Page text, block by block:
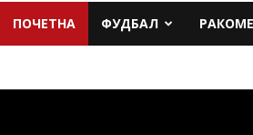
ПОЧЕТНА ФУДБАЛ